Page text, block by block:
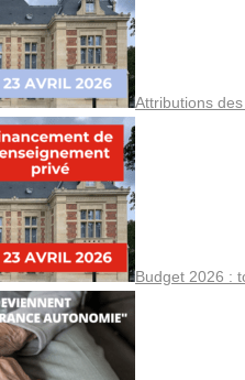
Attributions
Budget 2026 :